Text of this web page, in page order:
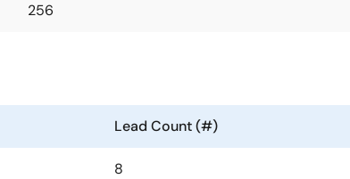
256
Lead Count (#)
8